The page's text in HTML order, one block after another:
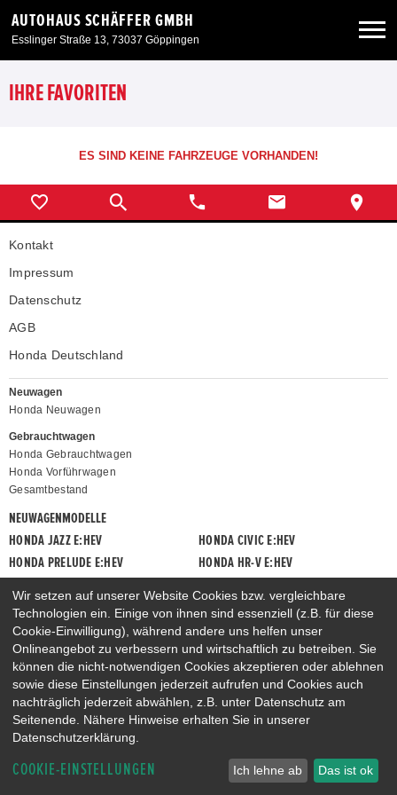
AUTOHAUS SCHÄFFER GMBH
Esslinger Straße 13, 73037 Göppingen
Neuwagen
Angebote
Service & Zubehör
Unser Autohaus
IHRE FAVORITEN
ES SIND KEINE FAHRZEUGE VORHANDEN!
Kontakt
Impressum
Datenschutz
AGB
Honda Deutschland
Neuwagen
Honda Neuwagen
Gebrauchtwagen
Honda Gebrauchtwagen
Honda Vorführwagen
Gesamtbestand
NEUWAGENMODELLE
HONDA JAZZ E:HEV
HONDA CIVIC E:HEV
HONDA PRELUDE E:HEV
HONDA HR-V E:HEV
Wir setzen auf unserer Website Cookies bzw. vergleichbare
Technologien ein. Einige von ihnen sind essenziell (z.B. für diese
Cookie-Einwilligung), während andere uns helfen unser
Onlineangebot zu verbessern und wirtschaftlich zu betreiben. Sie
können die nicht-notwendigen Cookies akzeptieren oder ablehnen
sowie diese Einstellungen jederzeit aufrufen und Cookies auch
nachträglich jederzeit abwählen, z.B. unter Datenschutz am
Seitenende. Nähere Hinweise erhalten Sie in unserer
Datenschutzerklärung.
COOKIE-EINSTELLUNGEN Ich lehne ab Das ist ok